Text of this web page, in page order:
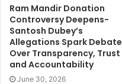
Ram Mandir Donation
Controversy Deepens-
Santosh Dubey’s
Allegations Spark Debate
Over Transparency, Trust
and Accountability
June 30, 2026